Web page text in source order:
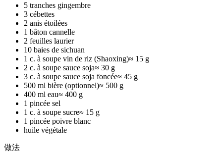
5 tranches gingembre
3 cébettes
2 anis étoilées
1 bâton cannelle
2 feuilles laurier
10 baies de sichuan
1 c. à soupe vin de riz (Shaoxing)≈ 15 g
2 c. à soupe sauce soja≈ 30 g
3 c. à soupe sauce soja foncée≈ 45 g
500 ml bière (optionnel)≈ 500 g
400 ml eau≈ 400 g
1 pincée sel
1 c. à soupe sucre≈ 15 g
1 pincée poivre blanc
huile végétale
做法